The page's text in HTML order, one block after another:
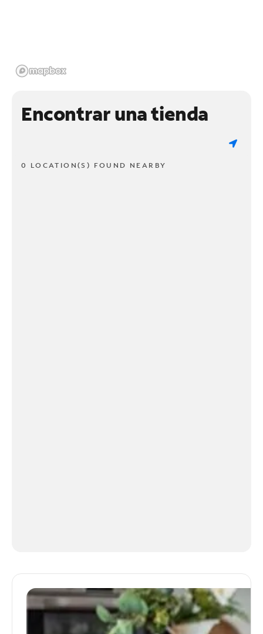
Encontrar una tienda
0 LOCATION(S) FOUND NEARBY